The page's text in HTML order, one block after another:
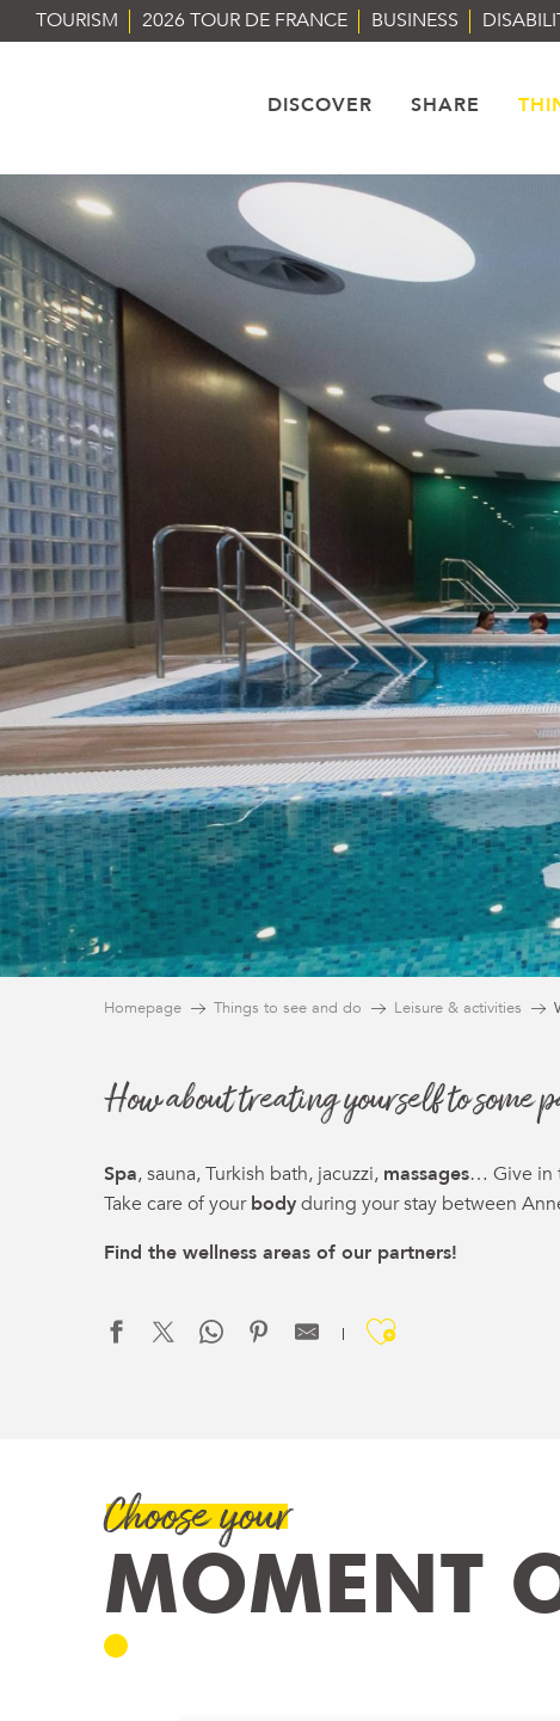
Aller
au
TOURISM 2026 TOUR DE FRANCE BUSINESS
DISCOVER SHARE
Homepage Things to see and do Leisure & activities
How about treating yourself to
Spa, sauna, Turkish bath, jacuzzi, massages… Give in
Take care of yourbodyduring your stay between
Find the wellness areas of our partners!
Ajouter
Choose your
MOMENT